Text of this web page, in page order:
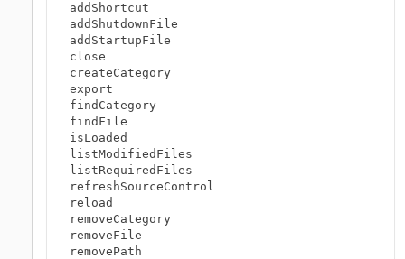
addShortcut
addShutdownFile
addStartupFile
close
createCategory
export
findCategory
findFile
isLoaded
listModifiedFiles
listRequiredFiles
refreshSourceControl
reload
removeCategory
removeFile
removePath